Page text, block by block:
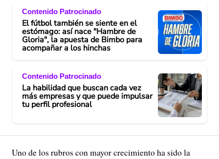
Contenido Patrocinado
El fútbol también se siente en el
estómago: así nace "Hambre de
Gloria", la apuesta de Bimbo para
acompañar a los hinchas
Contenido Patrocinado
La habilidad que buscan cada vez
más empresas y que puede impulsar
tu perfil profesional
Uno de los rubros con mayor crecimiento ha sido la